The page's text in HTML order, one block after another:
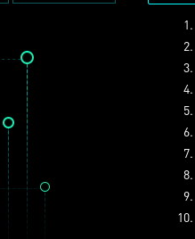
1.
2.
3.
4.
5.
6.
7.
8.
9.
10.